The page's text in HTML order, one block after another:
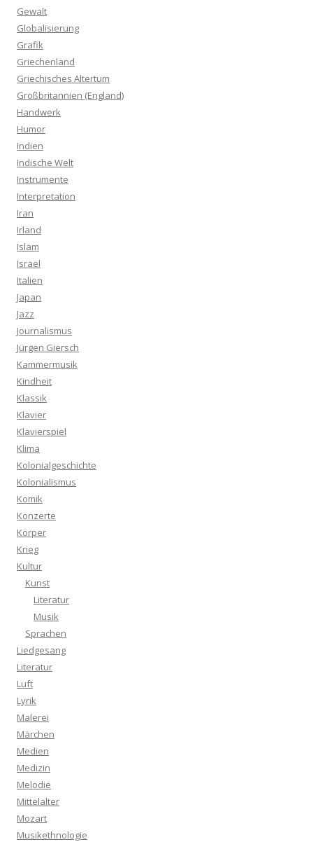
Gewalt
Globalisierung
Grafik
Griechenland
Griechisches Altertum
Großbritannien (England)
Handwerk
Humor
Indien
Indische Welt
Instrumente
Interpretation
Iran
Irland
Islam
Israel
Italien
Japan
Jazz
Journalismus
Jürgen Giersch
Kammermusik
Kindheit
Klassik
Klavier
Klavierspiel
Klima
Kolonialgeschichte
Kolonialismus
Komik
Konzerte
Körper
Krieg
Kultur
Kunst
Literatur
Musik
Sprachen
Liedgesang
Literatur
Luft
Lyrik
Malerei
Märchen
Medien
Medizin
Melodie
Mittelalter
Mozart
Musikethnologie